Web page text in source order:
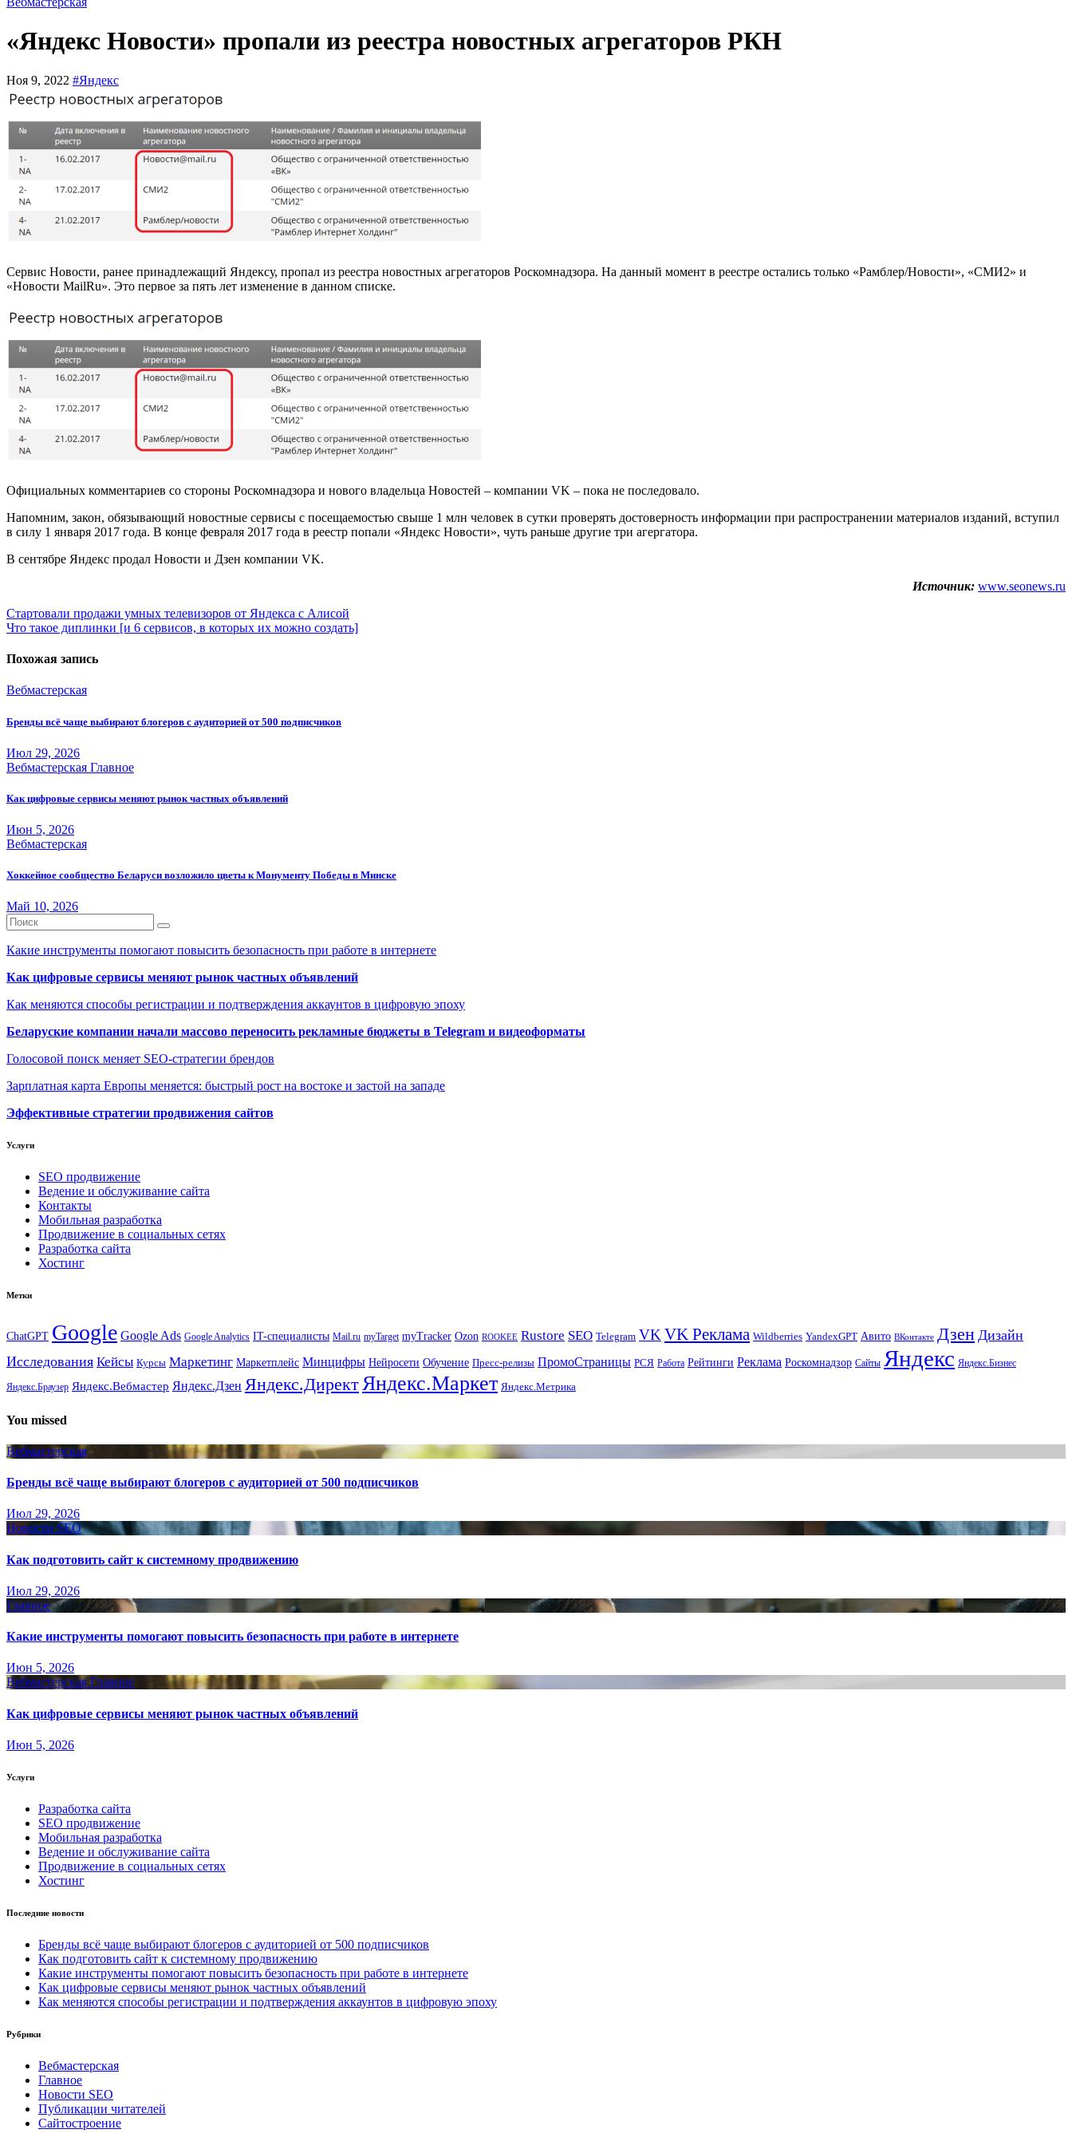
«Яндекс Новости» пропали из реестра новостных агрегаторов РКН
Ноя 9, 2022 #Яндекс
Сервис Новости, ранее принадлежащий Яндексу, пропал из реестра новостных агрегаторов Роскомнадзора. На данный момент в реестре остались только «Рамблер/Новости», «СМИ2» и
«Новости MailRu». Это первое за пять лет изменение в данном списке.
Официальных комментариев со стороны Роскомнадзора и нового владельца Новостей – компании VK – пока не последовало.
Напомним, закон, обязывающий новостные сервисы с посещаемостью свыше 1 млн человек в сутки проверять достоверность информации при распространении материалов изданий, вступил
в силу 1 января 2017 года. В конце февраля 2017 года в реестр попали «Яндекс Новости», чуть раньше другие три агергатора.
В сентябре Яндекс продал Новости и Дзен компании VK.
Источник: www.seonews.ru
Навигация
по
записям
Стартовали продажи умных телевизоров от Яндекса с Алисой
Что такое диплинки [и 6 сервисов, в которых их можно создать]
Похожая запись
Вебмастерская
Бренды всё чаще выбирают блогеров с аудиторией от 500 подписчиков
Июл 29, 2026
Вебмастерская Главное
Как цифровые сервисы меняют рынок частных объявлений
Июн 5, 2026
Вебмастерская
Хоккейное сообщество Беларуси возложило цветы к Монументу Победы в Минске
Май 10, 2026
Какие инструменты помогают повысить безопасность при работе в интернете
Как цифровые сервисы меняют рынок частных объявлений
Как меняются способы регистрации и подтверждения аккаунтов в цифровую эпоху
Беларуские компании начали массово переносить рекламные бюджеты в Telegram и видеоформаты
Голосовой поиск меняет SEO-стратегии брендов
Зарплатная карта Европы меняется: быстрый рост на востоке и застой на западе
Эффективные стратегии продвижения сайтов
Услуги
SEO продвижение
Ведение и обслуживание сайта
Контакты
Мобильная разработка
Продвижение в социальных сетях
Разработка сайта
Хостинг
Метки
ChatGPT Google Google Ads Google Analytics IT-специалисты Mail.ru myTarget myTracker Ozon ROOKEE Rustore SEO Telegram VKVK Реклама Wildberries YandexGPT Авито ВКонтакте Дзен Дизайн
Исследования Кейсы Курсы Маркетинг Маркетплейс Минцифры Нейросети Обучение Пресс-релизы ПромоСтраницы РСЯ Работа Рейтинги Реклама Роскомнадзор Сайты Яндекс Яндекс.Бизнес
Яндекс.Браузер Яндекс.Вебмастер Яндекс.Дзен Яндекс.ДиректЯндекс.Маркет Яндекс.Метрика
You missed
Вебмастерская
Бренды всё чаще выбирают блогеров с аудиторией от 500 подписчиков
Июл 29, 2026
Новости SEO
Как подготовить сайт к системному продвижению
Июл 29, 2026
Главное
Какие инструменты помогают повысить безопасность при работе в интернете
Июн 5, 2026
Вебмастерская Главное
Как цифровые сервисы меняют рынок частных объявлений
Июн 5, 2026
Услуги
Разработка сайта
SEO продвижение
Мобильная разработка
Ведение и обслуживание сайта
Продвижение в социальных сетях
Хостинг
Последние новости
Бренды всё чаще выбирают блогеров с аудиторией от 500 подписчиков
Как подготовить сайт к системному продвижению
Какие инструменты помогают повысить безопасность при работе в интернете
Как цифровые сервисы меняют рынок частных объявлений
Как меняются способы регистрации и подтверждения аккаунтов в цифровую эпоху
Рубрики
Вебмастерская
Главное
Новости SEO
Публикации читателей
Сайтостроение